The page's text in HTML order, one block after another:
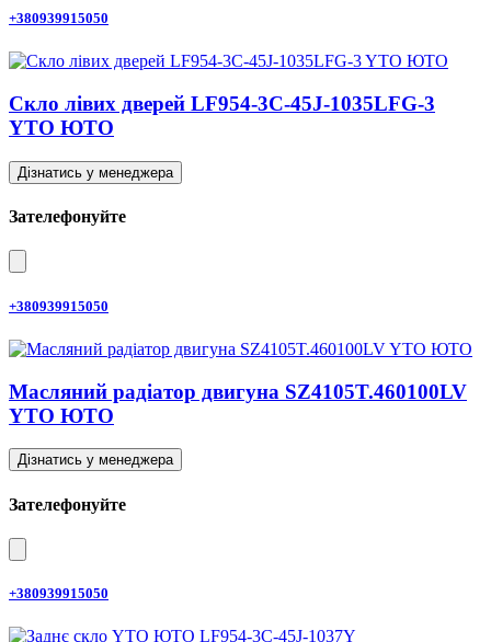
+380939915050
Скло лівих дверей LF954-3C-45J-1035LFG-3
YTO ЮТО
Дізнатись у менеджера
Зателефонуйте
+380939915050
Масляний радіатор двигуна SZ4105T.460100LV
YTO ЮТО
Дізнатись у менеджера
Зателефонуйте
+380939915050